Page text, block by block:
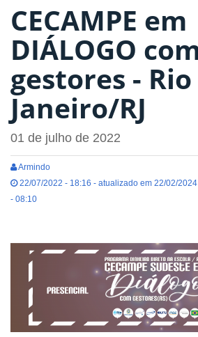
CECAMPE em
DIÁLOGO
gestores -
Janeiro/RJ
01 de julho de 2022
Armindo
22/07/2022 - 18:16 - atualizado em 22/02/2024
- 08:10